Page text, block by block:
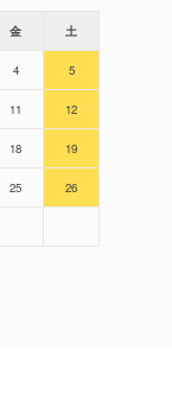
金 土
4 5
11 12
18 19
25 26